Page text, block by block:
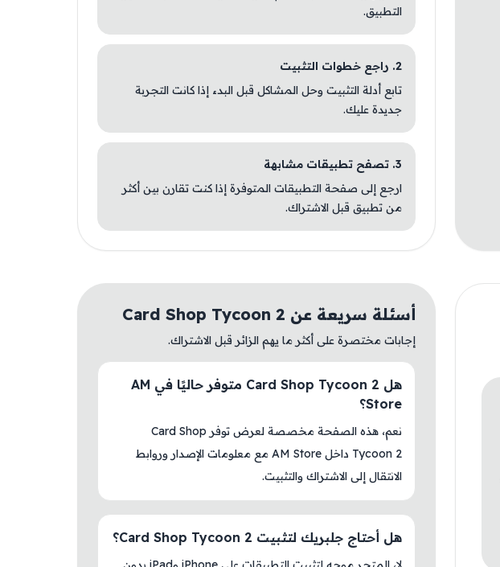
التطبيق.
2. راجع خطوات التثبيت
تابع أدلة التثبيت وحل المشاكل قبل البدء إذا كانت التجربة
جديدة عليك.
3. تصفح تطبيقات مشابهة
ارجع إلى صفحة التطبيقات المتوفرة إذا كنت تقارن بين أكثر
من تطبيق قبل الاشتراك.
أسئلة سريعة عن Card Shop Tycoon 2
إجابات مختصرة على أكثر ما يهم الزائر قبل الاشتراك.
هل Card Shop Tycoon 2 متوفر حاليًا في AM
Store؟
نعم، هذه الصفحة مخصصة لعرض توفر Card Shop
Tycoon 2 داخل AM Store مع معلومات الإصدار وروابط
الانتقال إلى الاشتراك والتثبيت.
هل أحتاج جلبريك لتثبيت Card Shop Tycoon 2؟